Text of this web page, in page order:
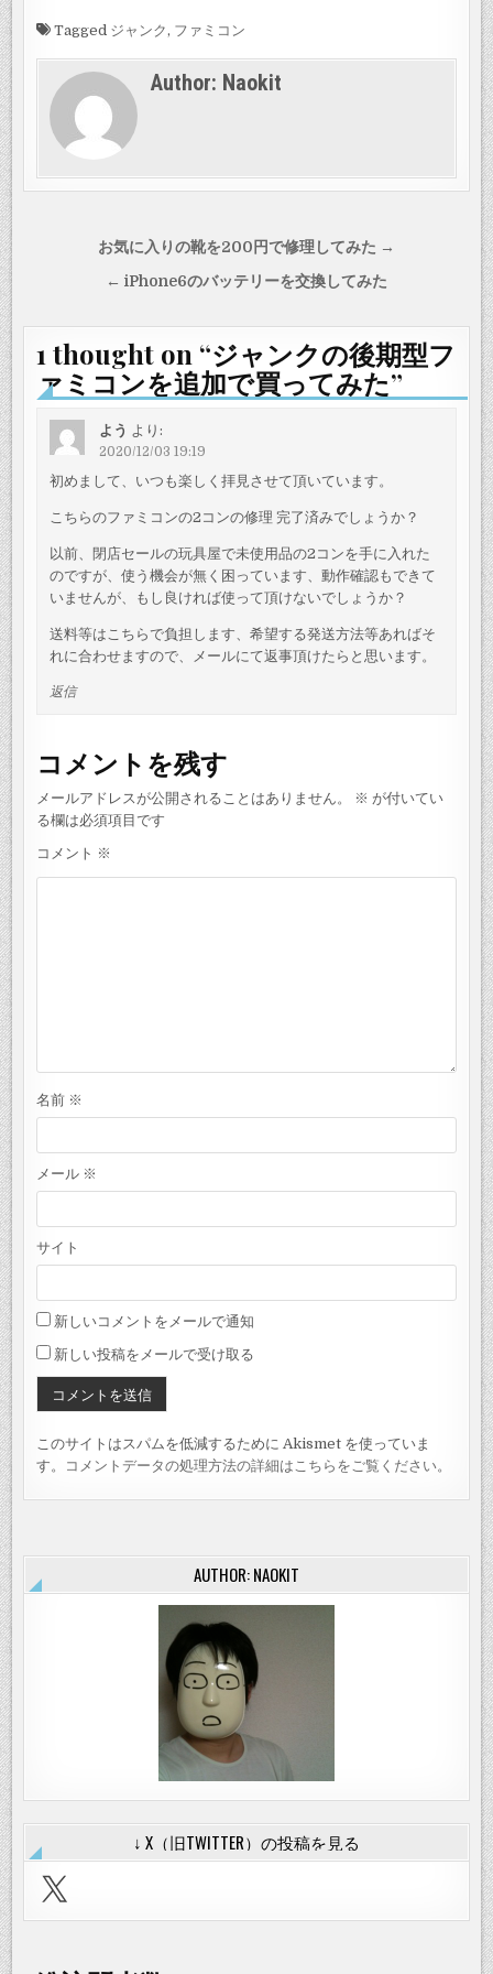
Tagged ジャンク , ファミコン
Author: Naokit
ビ
ゲ
ー
ョ
ン
お気に入りの靴を200円で修理してみた →
← iPhone6のバッテリーを交換してみた
1 thought on “ジャンクの後期型フ
ァミコンを追加で買ってみた”
よう より:
2020/12/03 19:19
初めまして、いつも楽しく拝見させて頂いています。
こちらのファミコンの2コンの修理 完了済みでしょうか？
以前、閉店セールの玩具屋で未使用品の2コンを手に入れた
のですが、使う機会が無く困っています、動作確認もできて
いませんが、もし良ければ使って頂けないでしょうか？
送料等はこちらで負担します、希望する発送方法等あればそ
れに合わせますので、メールにて返事頂けたらと思います。
返信
コメントを残す
メールアドレスが公開されることはありません。 ※ が付いてい
る欄は必須項目です
コメント ※
名前 ※
メール ※
サイト
新しいコメントをメールで通知
新しい投稿をメールで受け取る
このサイトはスパムを低減するために Akismet を使っていま
す。
コメントデータの処理方法の詳細はこちらをご覧ください。
AUTHOR: NAOKIT
↓ X（旧TWITTER）の投稿を見る
X